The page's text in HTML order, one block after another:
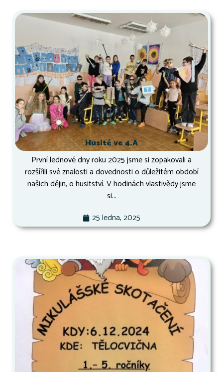
Husité ve 4.A
První lednové dny roku 2025 jsme si zopakovali a
rozšířili své znalosti a dovednosti o důležitém období
našich dějin, o husitství. V hodinách vlastivědy jsme
si...
25 ledna, 2025